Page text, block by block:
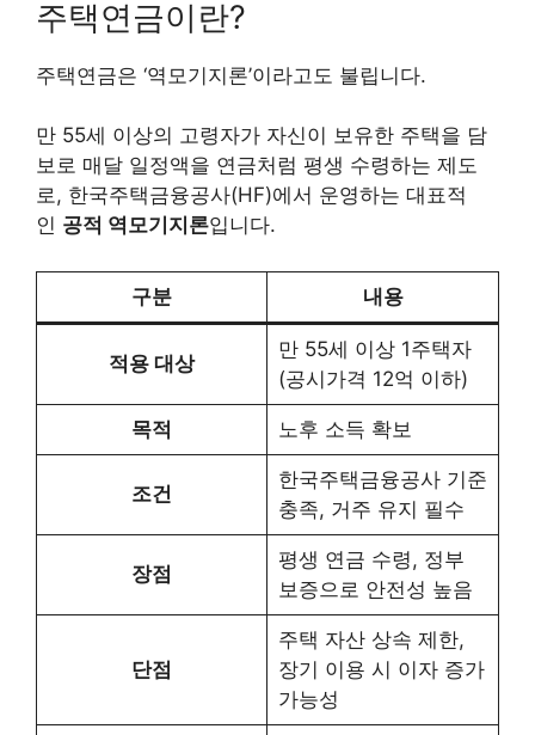
주택연금이란?
주택연금은 ‘역모기지론’이라고도 불립니다.
만 55세 이상의 고령자가 자신이 보유한 주택을 담
보로 매달 일정액을 연금처럼 평생 수령하는 제도
로, 한국주택금융공사(HF)에서 운영하는 대표적
인 공적 역모기지론입니다.
구분 내용
적용 대상
만 55세 이상 1주택자
(공시가격 12억 이하)
목적 노후 소득 확보
조건
한국주택금융공사 기준
충족, 거주 유지 필수
장점
평생 연금 수령, 정부
보증으로 안전성 높음
단점
주택 자산 상속 제한,
장기 이용 시 이자 증가
가능성